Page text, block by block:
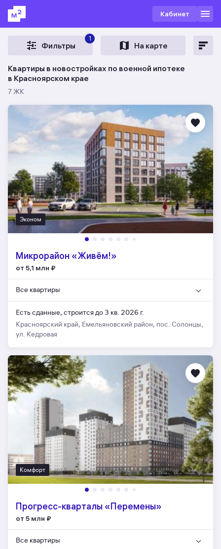
Кабинет
Фильтры
1
На карте
Квартиры в новостройках по военной ипотеке
в Красноярском крае
7 ЖК
Эконом
Микрорайон «Живём!»
от 5,1 млн ₽
Все квартиры
Есть сданные, строится до 3 кв. 2026 г.
Красноярский край, Емельяновский район, пос. Солонцы,
ул. Кедровая
Комфорт
Прогресс-кварталы «Перемены»
от 5 млн ₽
Все квартиры